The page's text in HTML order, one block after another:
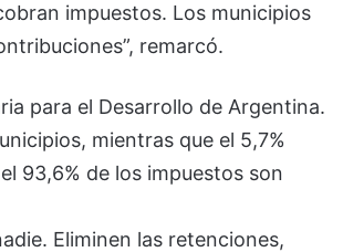
impuestos. Los municipios
remarcó.
para el Desarrollo de Argentina.
mientras que el 5,7%
93,6% de los impuestos son
Eliminen las retenciones,